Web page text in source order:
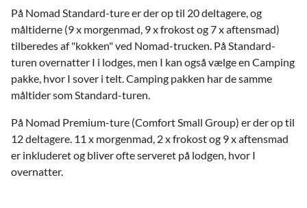
På Nomad Standard-ture er der op til 20 deltagere, og
måltiderne (9 x morgenmad, 9 x frokost og 7 x aftensmad)
tilberedes af "kokken" ved Nomad-trucken. På Standard-
turen overnatter I i lodges, men I kan også vælge en Camping
pakke, hvor I sover i telt. Camping pakken har de samme
måltider som Standard-turen.
På Nomad Premium-ture (Comfort Small Group) er der op til
12 deltagere. 11 x morgenmad, 2 x frokost og 9 x aftensmad
er inkluderet og bliver ofte serveret på lodgen, hvor I
overnatter.